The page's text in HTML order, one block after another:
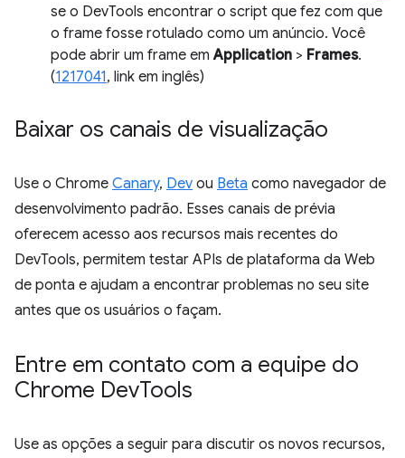
se o DevTools encontrar o script que fez com que
o frame fosse rotulado como um anúncio. Você
pode abrir um frame emApplication > Frames.
(1217041, link em inglês)
Baixar os canais de visualização
Use o Chrome Canary, Dev ou Beta como navegador de
desenvolvimento padrão. Esses canais de prévia
oferecem acesso aos recursos mais recentes do
DevTools, permitem testar APIs de plataforma da Web
de ponta e ajudam a encontrar problemas no seu site
antes que os usuários o façam.
Entre em contato com a equipe do
Chrome DevTools
Use as opções a seguir para discutir os novos recursos,